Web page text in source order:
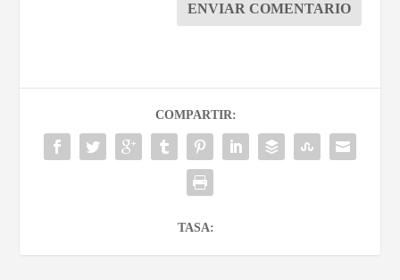
ENVIAR COMENTARIO
COMPARTIR:
TASA: